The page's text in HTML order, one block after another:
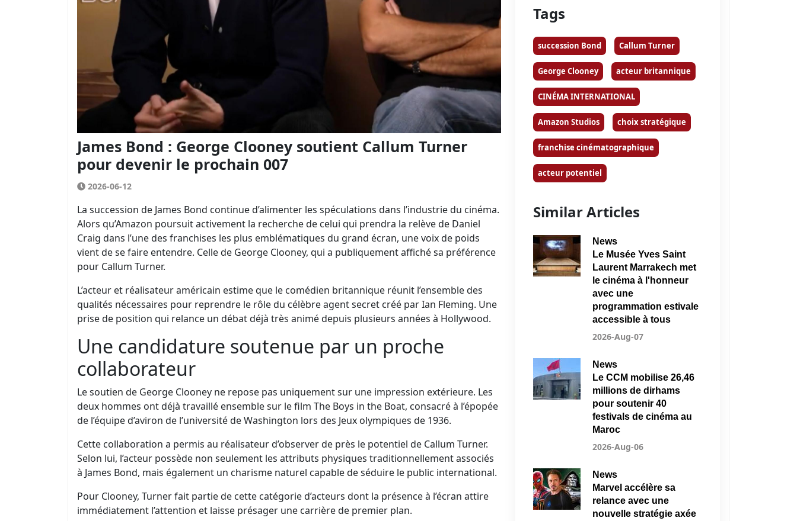
James Bond : George Clooney soutient Callum Turner
pour devenir le prochain 007
2026-06-12
La succession de James Bond continue d’alimenter les spéculations dans l’industrie du cinéma.
Alors qu’Amazon poursuit activement la recherche de celui qui prendra la relève de Daniel
Craig dans l’une des franchises les plus emblématiques du grand écran, une voix de poids
vient de se faire entendre. Celle de George Clooney, qui a publiquement affiché sa préférence
pour Callum Turner.
L’acteur et réalisateur américain estime que le comédien britannique réunit l’ensemble des
qualités nécessaires pour reprendre le rôle du célèbre agent secret créé par Ian Fleming. Une
prise de position qui relance un débat déjà très animé depuis plusieurs années à Hollywood.
Une candidature soutenue par un proche
collaborateur
Le soutien de George Clooney ne repose pas uniquement sur une impression extérieure. Les
deux hommes ont déjà travaillé ensemble sur le film The Boys in the Boat, consacré à l’épopée
de l’équipe d’aviron de l’université de Washington lors des Jeux olympiques de 1936.
Cette collaboration a permis au réalisateur d’observer de près le potentiel de Callum Turner.
Selon lui, l’acteur possède non seulement les attributs physiques traditionnellement associés
à James Bond, mais également un charisme naturel capable de séduire le public international.
Pour Clooney, Turner fait partie de cette catégorie d’acteurs dont la présence à l’écran attire
immédiatement l’attention et laisse présager une carrière de premier plan.
Tags
succession Bond Callum Turner
George Clooney acteur britannique
CINÉMA INTERNATIONAL
Amazon Studios choix stratégique
franchise cinématographique
acteur potentiel
Similar Articles
News
Le Musée Yves Saint
Laurent Marrakech met
le cinéma à l'honneur
avec une
programmation estivale
accessible à tous
2026-Aug-07
News
Le CCM mobilise 26,46
millions de dirhams
pour soutenir 40
festivals de cinéma au
Maroc
2026-Aug-06
News
Marvel accélère sa
relance avec une
nouvelle stratégie axée